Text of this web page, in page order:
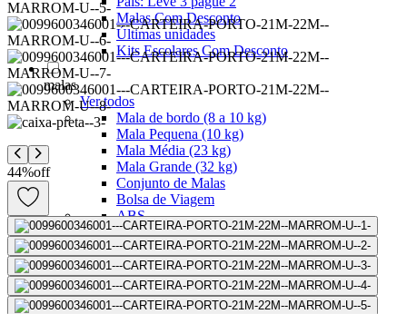
Malas Com Desconto
Últimas unidades
Kits Escolares Com Desconto
malas
Ver todos
Mala de bordo (8 a 10 kg)
Mala Pequena (10 kg)
Mala Média (23 kg)
Mala Grande (32 kg)
Conjunto de Malas
Bolsa de Viagem
ABS
Polipropileno
Policarbonato
Tecido
Para Levar à Bordo
Para Despachar
44%off